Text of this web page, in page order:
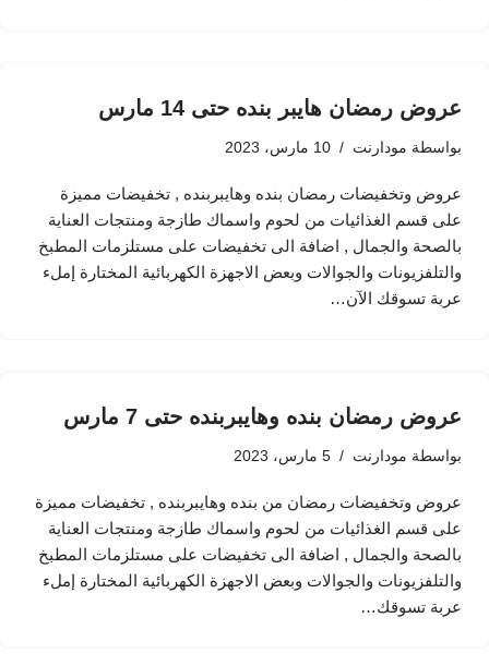
عروض رمضان هايبر بنده حتى 14 مارس
بواسطة مودارنت 10 مارس، 2023
عروض وتخفيضات رمضان بنده وهايبربنده , تخفيضات مميزة
على قسم الغذائيات من لحوم واسماك طازجة ومنتجات العناية
بالصحة والجمال , اضافة الى تخفيضات على مستلزمات المطبخ
والتلفزيونات والجوالات وبعض الاجهزة الكهربائية المختارة إملء
عربة تسوقك الآن…
عروض رمضان بنده وهايبربنده حتى 7 مارس
بواسطة مودارنت 5 مارس، 2023
عروض وتخفيضات رمضان من بنده وهايبربنده , تخفيضات مميزة
على قسم الغذائيات من لحوم واسماك طازجة ومنتجات العناية
بالصحة والجمال , اضافة الى تخفيضات على مستلزمات المطبخ
والتلفزيونات والجوالات وبعض الاجهزة الكهربائية المختارة إملء
عربة تسوقك…